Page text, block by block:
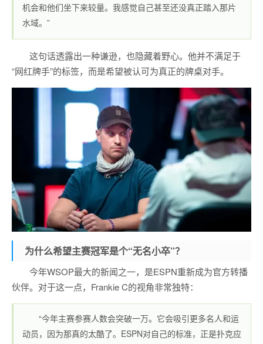
机会和他们坐下来较量。我感觉自己甚至还没真正踏入那片
水域。”
这句话透露出一种谦逊，也隐藏着野心。他并不满足于
“网红牌手”的标签，而是希望被认可为真正的牌桌对手。
为什么希望主赛冠军是个“无名小卒”？
今年WSOP最大的新闻之一，是ESPN重新成为官方转播
伙伴。对于这一点，Frankie C的视角非常独特：
“今年主赛参赛人数会突破一万。它会吸引更多名人和运
动员，因为那真的太酷了。ESPN对自己的标准，正是扑克应